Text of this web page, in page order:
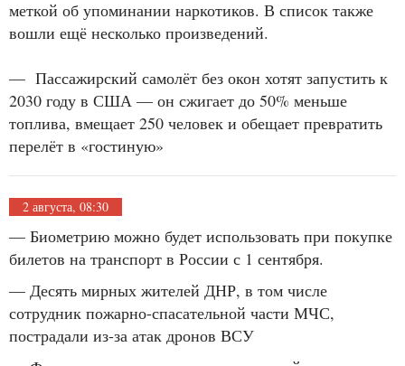
меткой об упоминании наркотиков. В список также
вошли ещё несколько произведений.
— Пассажирский самолёт без окон хотят запустить к
2030 году в США — он сжигает до 50% меньше
топлива, вмещает 250 человек и обещает превратить
перелёт в «гостиную»
2 августа, 08:30
— Биометрию можно будет использовать при покупке
билетов на транспорт в России с 1 сентября.
— Десять мирных жителей ДНР, в том числе
сотрудник пожарно-спасательной части МЧС,
пострадали из-за атак дронов ВСУ